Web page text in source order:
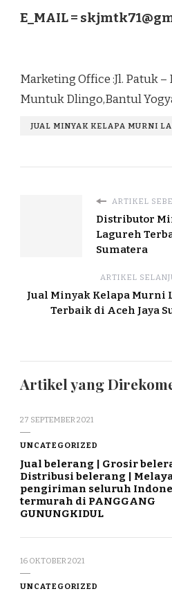
E_MAIL =
Marketing Office :Jl. Patuk
Muntuk Dlingo,Bantul
JUAL MINYAK KELAPA MURNI
ARTIKEL
Distributor
Lagureh
Sumatera
ARTIKEL
Jual Minyak Kelapa Murni
Terbaik di Aceh Jaya
Artikel yang
27 SEPTEMBER 2021
UNCATEGORIZED
Jual belerang | Grosir
Distribusi belerang |
pengiriman seluruh
termurah di PANGGANG
GUNUNGKIDUL
16 OKTOBER 2021
UNCATEGORIZED